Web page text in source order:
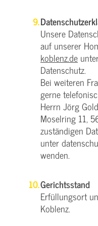
Unsere
auf unserer
koblenz.de
Datenschutz.
Bei weiteren
gerne
Herrn Jörg
Moselring 11,
zuständigen
unter
wenden.
Gerichtsstand
Erfüllungsort
Koblenz.